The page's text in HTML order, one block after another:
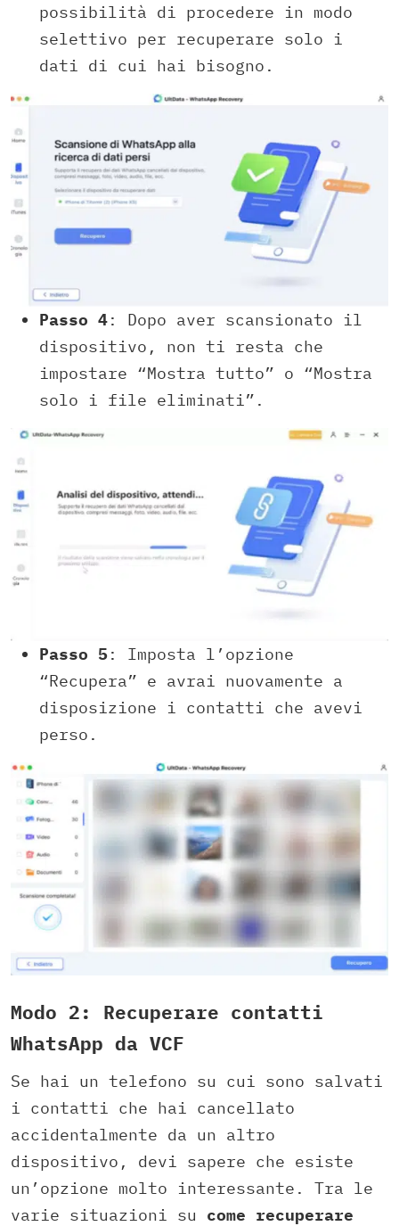
possibilità di procedere in modo
selettivo per recuperare solo i
dati di cui hai bisogno.
Passo 4: Dopo aver scansionato il
dispositivo, non ti resta che
impostare “Mostra tutto” o “Mostra
solo i file eliminati”.
Passo 5: Imposta l’opzione
“Recupera” e avrai nuovamente a
disposizione i contatti che avevi
perso.
Modo 2: Recuperare contatti
WhatsApp da VCF
Se hai un telefono su cui sono salvati
i contatti che hai cancellato
accidentalmente da un altro
dispositivo, devi sapere che esiste
un’opzione molto interessante. Tra le
varie situazioni su come recuperare